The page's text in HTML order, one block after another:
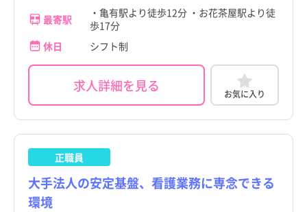
最寄駅
・亀有駅より徒歩12分 ・お花茶屋駅より徒
歩17分
休日
シフト制
求人詳細を見る お気に入り
正職員
大手法人の安定基盤、看護業務に専念できる
環境